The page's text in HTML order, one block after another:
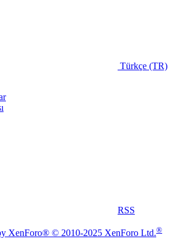
Türkçe (TR)
RSS
XenForo® © 2010-2025 XenForo Ltd.®